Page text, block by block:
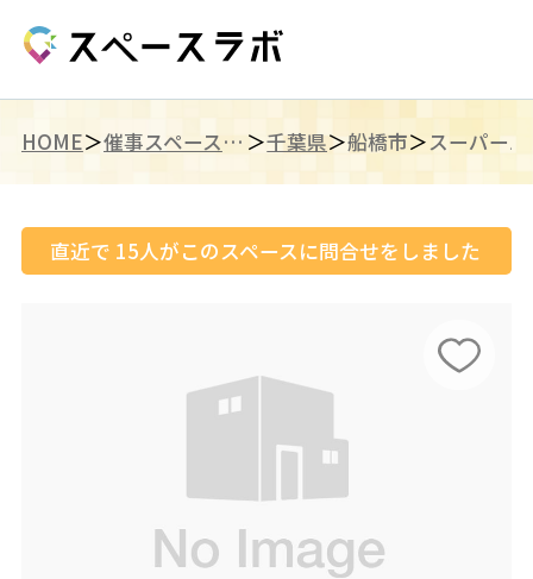
HOME 催事スペース（関東） 千葉県 船橋市
直近で 15人がこのスペースに問合せをしました